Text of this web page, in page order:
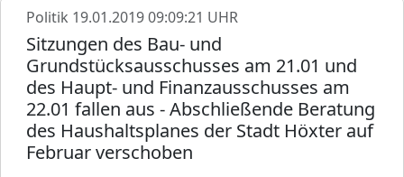
Politik 19.01.2019 09:09:21 UHR
Sitzungen des Bau- und
Grundstücksausschusses am 21.01 und
des Haupt- und Finanzausschusses am
22.01 fallen aus - Abschließende Beratung
des Haushaltsplanes der Stadt Höxter auf
Februar verschoben